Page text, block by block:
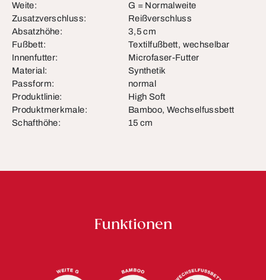
Weite:
G = Normalweite
Zusatzverschluss:
Reißverschluss
Absatzhöhe:
3,5 cm
Fußbett:
Textilfußbett, wechselbar
Innenfutter:
Microfaser-Futter
Material:
Synthetik
Passform:
normal
Produktlinie:
High Soft
Produktmerkmale:
Bamboo, Wechselfussbett
Schafthöhe:
15 cm
Funktionen